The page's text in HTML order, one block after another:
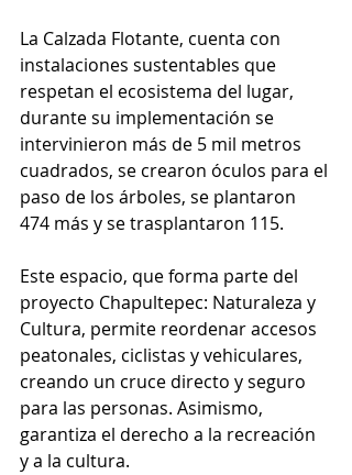
La Calzada Flotante, cuenta con
instalaciones sustentables que
respetan el ecosistema del lugar,
durante su implementación se
intervinieron más de 5 mil metros
cuadrados, se crearon óculos para el
paso de los árboles, se plantaron
474 más y se trasplantaron 115.
Este espacio, que forma parte del
proyecto Chapultepec: Naturaleza y
Cultura, permite reordenar accesos
peatonales, ciclistas y vehiculares,
creando un cruce directo y seguro
para las personas. Asimismo,
garantiza el derecho a la recreación
y a la cultura.